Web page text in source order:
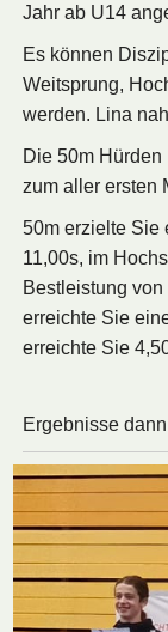
Jahr ab U14
Es können
Weitsprung,
werden. Lina
Die 50m
zum aller ersten
50m erzielte Sie
11,00s, im
Bestleistung
erreichte Sie
erreichte Sie
Ergebnisse